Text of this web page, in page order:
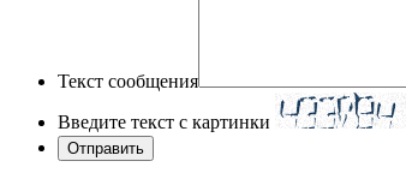
Текст сообщения
Введите текст с картинки